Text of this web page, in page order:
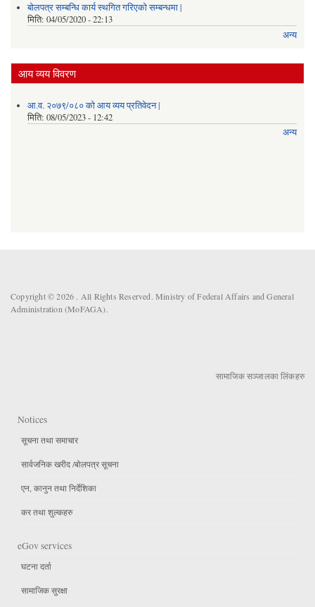
बोलपत्र सम्बन्धि कार्य स्थगित गरिएको सम्बन्धमा |
मिति: 04/05/2020 - 22:13
अन्य
आय व्यय विवरण
आ.व. २०७९/०८० को आय व्यय प्रतिवेदन |
मिति: 08/05/2023 - 12:42
अन्य
Copyright © 2026 . All Rights Reserved. Ministry of Federal Affairs and General
Administration (MoFAGA).
सामाजिक सञ्जालका लिंकहरु
Notices
सूचना तथा समाचार
सार्वजनिक खरीद /बोलपत्र सूचना
एन, कानुन तथा निर्देशिका
कर तथा शुल्कहरु
eGov services
घटना दर्ता
सामाजिक सुरक्षा